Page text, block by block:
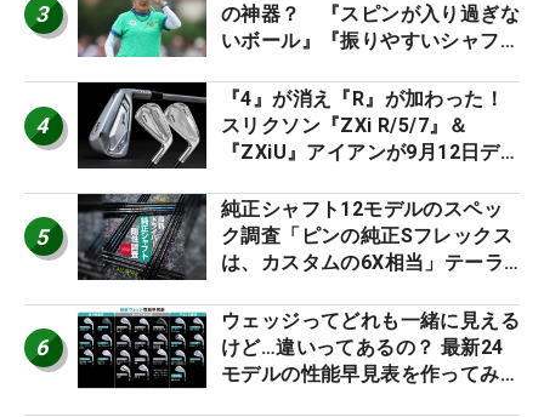
3
の神器？ 『スピンが入り過ぎな
いボール』『振りやすいシャフ
ー』 #女子プロセッティング
4
『4』が消え『R』が加わった！
スリクソン『ZXi R/5/7』＆
『ZXiU』アイアンが9月12日デ
5
純正シャフト12モデルのスペッ
ク調査「ピンの純正Sフレックス
は、カスタムの6X相当」テーラ
6
ウェッジってどれも一緒に見える
けど…違いってあるの？ 最新24
モデルの性能早見表を作ってみ